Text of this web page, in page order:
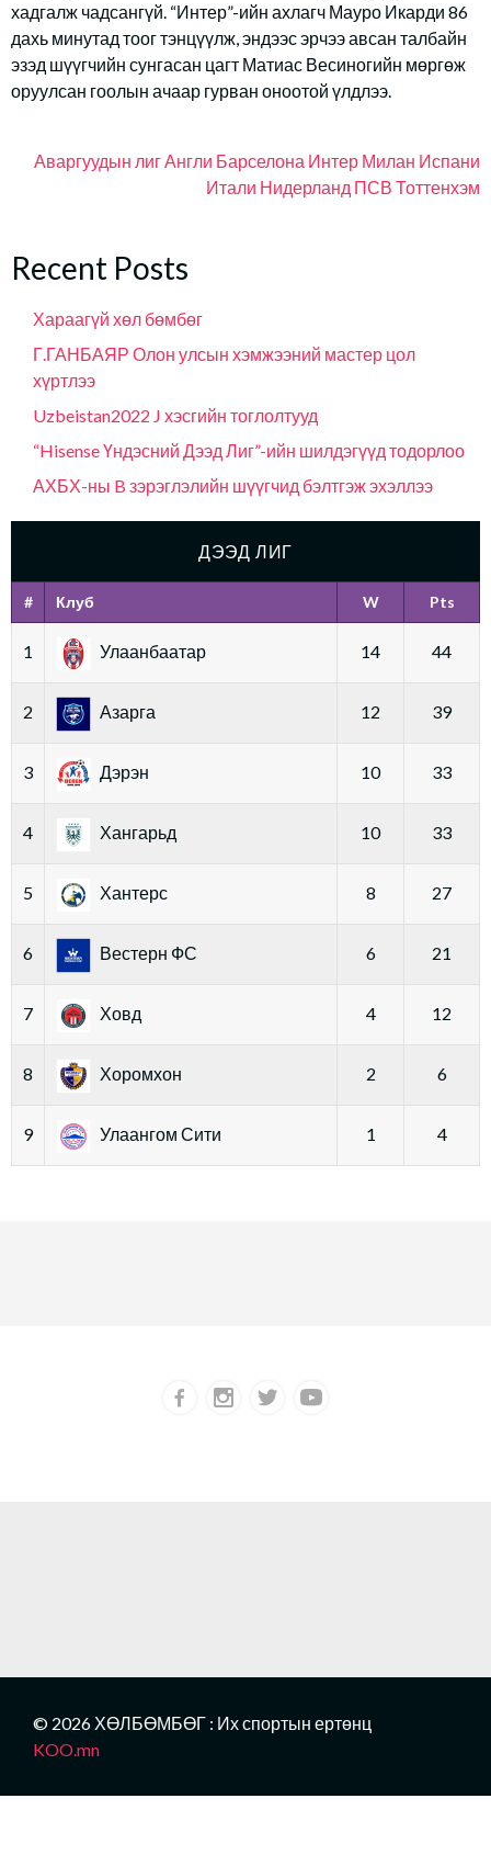
хадгалж чадсангүй. “Интер”-ийн ахлагч Мауро Икарди 86
дахь минутад тоог тэнцүүлж, эндээс эрчээ авсан талбайн
эзэд шүүгчийн сунгасан цагт Матиас Весиногийн мөргөж
оруулсан гоолын ачаар гурван оноотой үлдлээ.
Аваргуудын лигАнгли Барселона Интер Милан Испани
Итали Нидерланд ПСВ Тоттенхэм
Recent Posts
Хараагүй хөл бөмбөг
Г.ГАНБАЯР Олон улсын хэмжээний мастер цол
хүртлээ
Uzbeistan2022 J хэсгийн тоглолтууд
“Hisense Үндэсний Дээд Лиг”-ийн шилдэгүүд тодорлоо
АХБХ-ны B зэрэглэлийн шүүгчид бэлтгэж эхэллээ
ДЭЭД ЛИГ
# Клуб W Pts
1 Улаанбаатар 14 44
2 Азарга 12 39
3 Дэрэн 10 33
4 Хангарьд 10 33
5 Хантерс 8 27
6 Вестерн ФС 6 21
7 Ховд 4 12
8 Хоромхон 2 6
9 Улаангом Сити 1 4
© 2026 ХӨЛБӨМБӨГ : Их спортын ертөнц
KOO.mn